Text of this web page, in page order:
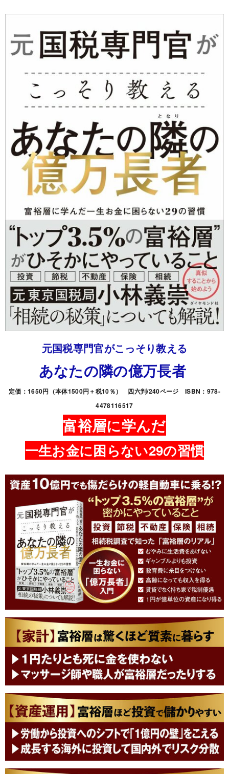
元国税専門官がこっそり教える
あなたの隣の億万長者
定価：1650円（本体1500円＋税10％） 四六判/240ページ ISBN：978-
4478116517
富裕層に学んだ
一生お金に困らない29の習慣